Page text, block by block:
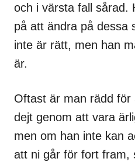
och i värsta fall sårad.
på att ändra på dessa
inte är rätt, men han
är.
Oftast är man rädd
dejt genom att vara
men om han inte kan
att ni går för fort fram,